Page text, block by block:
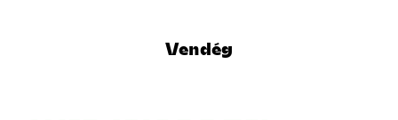
Vendég